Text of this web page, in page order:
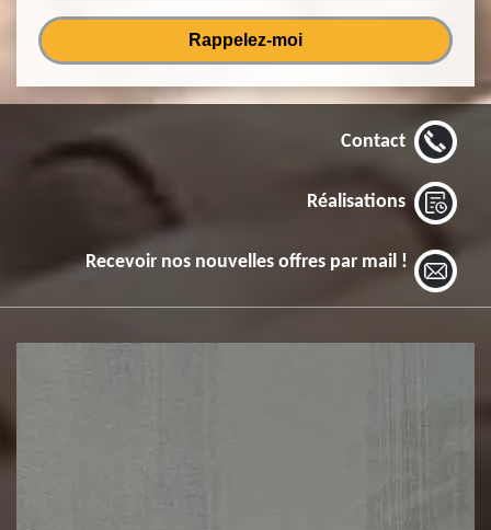
Contact
Réalisations
Recevoir nos nouvelles offres par mail !